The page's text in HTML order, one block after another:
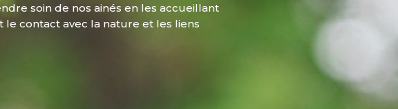
soin de nos ainés en les accueillant
le contact avec la nature et les liens